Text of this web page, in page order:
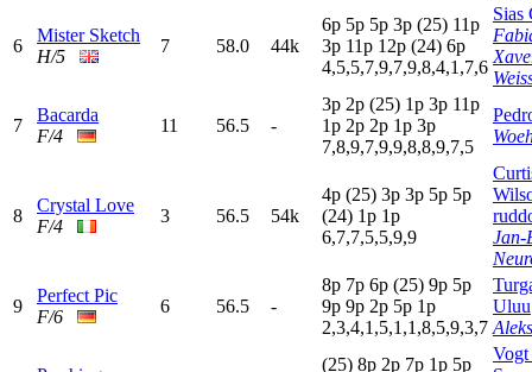
6
Mister Sketch
H/5
7 58.0 44k
6p 5p 5p 3p (25) 11p
3p 11p 12p (24) 6p
4,5,5,7,9,7,9,8,4,1,7,6
Sias
7
Bacarda
F/4
11 56.5 -
3p 2p (25) 1p 3p 11p
1p 2p 2p 1p 3p
7,8,9,7,9,9,8,8,9,7,5
8
Crystal Love
F/4
3 56.5 54k
4p (25) 3p 3p 5p 5p
(24) 1p 1p
6,7,7,5,5,9,9
Jan-
9
Perfect Pic
F/6
6 56.5 -
8p 7p 6p (25) 9p 5p
9p 9p 2p 5p 1p
2,3,4,1,5,1,1,8,5,9,3,7
Uluu
(25) 8p 2p 7p 1p 5p